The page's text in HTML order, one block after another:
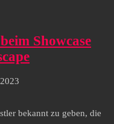
Showcase
bekannt zu geben, die